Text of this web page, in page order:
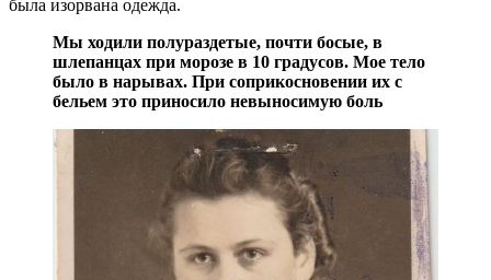
была изорвана одежда.
Мы ходили полураздетые, почти босые, в
шлепанцах при морозе в 10 градусов. Мое тело
было в нарывах. При соприкосновении их с
бельем это приносило невыносимую боль